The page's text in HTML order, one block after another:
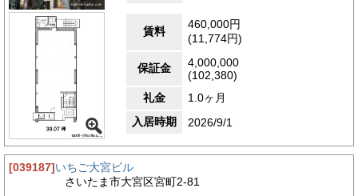
賃料
460,000円
(11,774円)
保証金
4,000,000
(102,380)
礼金
1.0ヶ月
入居時期
2026/9/1
[039187]いちご大宮ビル
さいたま市大宮区宮町2-81